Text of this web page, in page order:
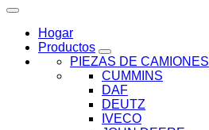
Hogar
Productos
PIEZAS DE CAMIONES
CUMMINS
DAF
DEUTZ
IVECO